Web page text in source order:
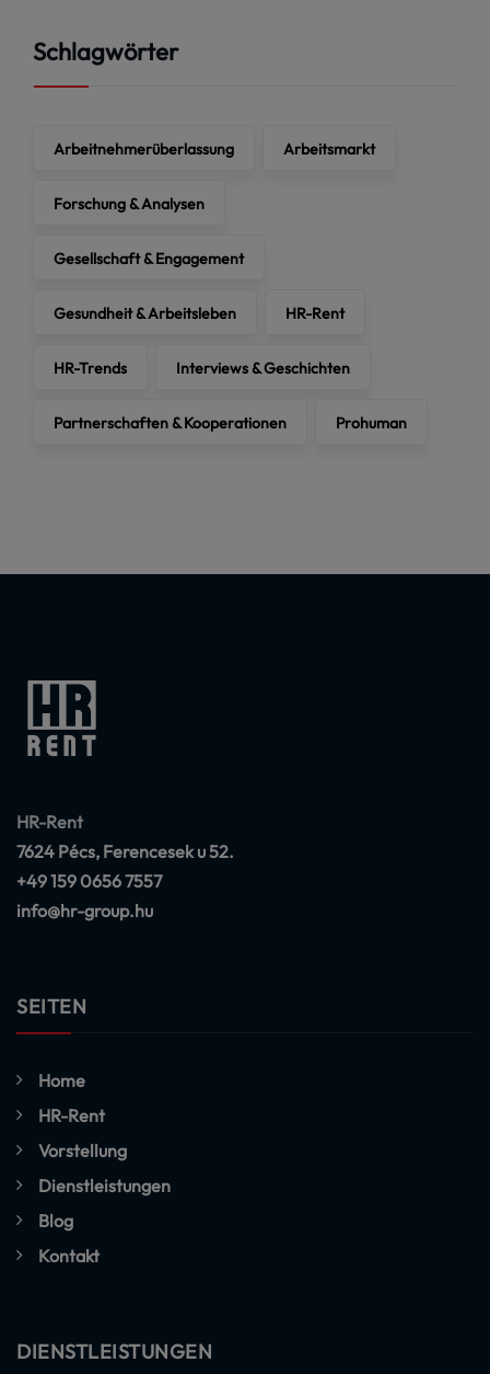
Schlagwörter
Arbeitnehmerüberlassung Arbeitsmarkt
Forschung & Analysen
Gesellschaft & Engagement
Gesundheit & Arbeitsleben HR-Rent
HR-Trends Interviews & Geschichten
Partnerschaften & Kooperationen Prohuman
HR-Rent
7624 Pécs, Ferencesek u 52.
+49 159 0656 7557
info@hr-group.hu
SEITEN
Home
HR-Rent
Vorstellung
Dienstleistungen
Blog
Kontakt
DIENSTLEISTUNGEN